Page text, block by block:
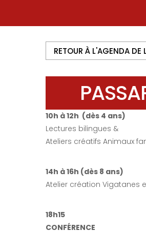
RETOUR À L'AGENDA DE
10h à 12h (dès 4 ans)
Lectures bilingues &
Ateliers créatifs Animaux
14h à 16h (dès 8 ans)
Atelier création Vigatanes
18h15
CONFÉRENCE